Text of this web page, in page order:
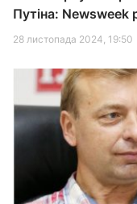
Путіна: Newsweek
28 листопада 2024, 19:50